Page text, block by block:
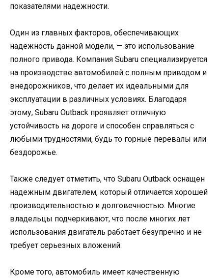
показателями надежности.
Один из главных факторов, обеспечивающих
надежность данной модели, — это использование
полного привода. Компания Subaru специализируется
на производстве автомобилей с полным приводом и
внедорожников, что делает их идеальными для
эксплуатации в различных условиях. Благодаря
этому, Subaru Outback проявляет отличную
устойчивость на дороге и способен справляться с
любыми трудностями, будь то горные перевалы или
бездорожье.
Также следует отметить, что Subaru Outback оснащен
надежным двигателем, который отличается хорошей
производительностью и долговечностью. Многие
владельцы подчеркивают, что после многих лет
использования двигатель работает безупречно и не
требует серьезных вложений.
Кроме того, автомобиль имеет качественную